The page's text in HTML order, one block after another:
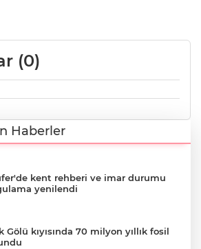
(0)
Haberler
kent rehberi ve imar durumu
yenilendi
Gölü kıyısında 70 milyon yıllık fosil